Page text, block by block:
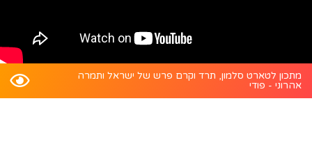
מתכון לטארט סלמון, תרד וקרם פרש של ישראל ותמרה
אהרוני - פודי